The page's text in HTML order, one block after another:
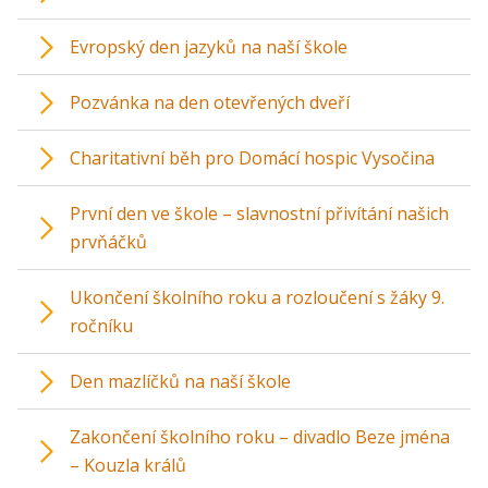
Evropský den jazyků na naší škole
Pozvánka na den otevřených dveří
Charitativní běh pro Domácí hospic Vysočina
První den ve škole – slavnostní přivítání našich
prvňáčků
Ukončení školního roku a rozloučení s žáky 9.
ročníku
Den mazlíčků na naší škole
Zakončení školního roku – divadlo Beze jména
– Kouzla králů